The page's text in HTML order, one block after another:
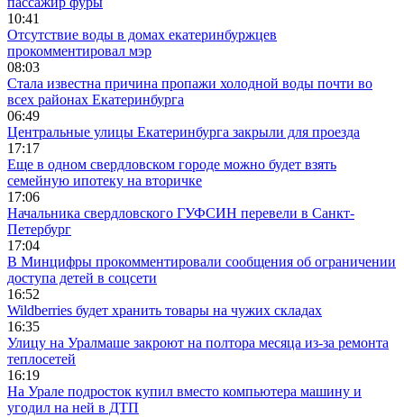
10:41
Отсутствие воды в домах екатеринбуржцев
прокомментировал мэр
08:03
Стала известна причина пропажи холодной воды почти во
всех районах Екатеринбурга
06:49
Центральные улицы Екатеринбурга закрыли для проезда
17:17
Еще в одном свердловском городе можно будет взять
семейную ипотеку на вторичке
17:06
Начальника свердловского ГУФСИН перевели в Санкт-
Петербург
17:04
В Минцифры прокомментировали сообщения об ограничении
доступа детей в соцсети
16:52
Wildberries будет хранить товары на чужих складах
16:35
Улицу на Уралмаше закроют на полтора месяца из-за ремонта
теплосетей
16:19
На Урале подросток купил вместо компьютера машину и
угодил на ней в ДТП